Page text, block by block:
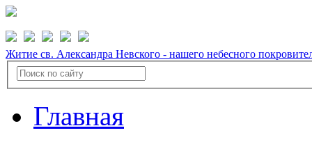
Житие св. Александра Невского - нашего небесного
Главная